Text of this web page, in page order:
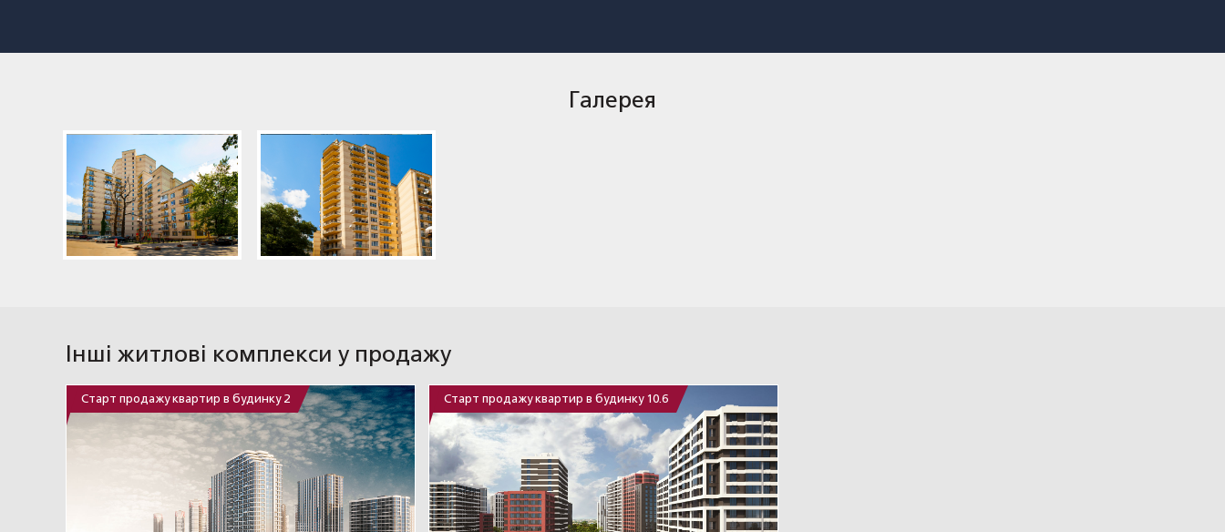
Галерея
Інші житлові комплекси у продажу
Старт продажу квартир в будинку 2 Старт продажу квартир в будинку 10.6